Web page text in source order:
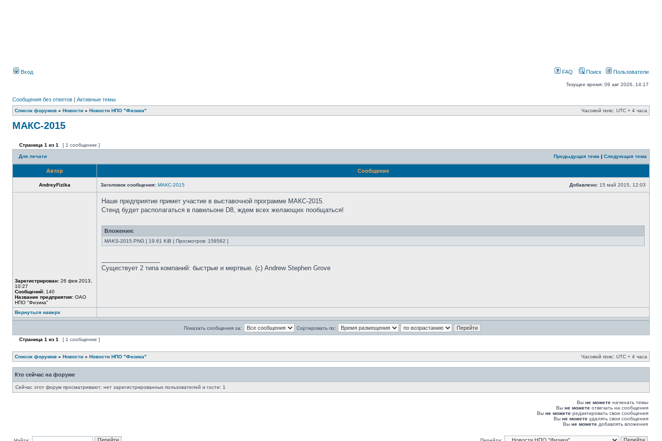
Вход FAQ Поиск Пользователи
Текущее время: 09 авг 2026, 14:17
Сообщения без ответов | Активные темы
Список форумов » Новости » Новости НПО "Физика" Часовой пояс: UTC + 4 часа
МАКС-2015
Страница 1 из 1 [ 1 сообщение ]
Для печати Предыдущая тема | Следующая тема
Автор Сообщение
AndreyFizika Заголовок сообщения: МАКС-2015 Добавлено: 15 май 2015, 12:03
Зарегистрирован: 26 фев 2013,
10:27
Сообщений: 140
Название предприятия: ОАО
НПО "Физика"
Наше предприятие примет участие в выставочной программе МАКС-2015.
Стенд будет располагаться в павильоне D8, ждем всех желающих пообщаться!
Вложения:
MAKS-2015.PNG [ 19.61 KiB | Просмотров: 158562 ]
Существует 2 типа компаний: быстрые и мертвые. (с) Andrew Stephen Grove
Вернуться наверх
Показать сообщения за: Сортировать по:
Страница 1 из 1 [ 1 сообщение ]
Список форумов » Новости » Новости НПО "Физика" Часовой пояс: UTC + 4 часа
Кто сейчас на форуме
Сейчас этот форум просматривают: нет зарегистрированных пользователей и гости: 1
Вы не можете начинать темы
Вы не можете отвечать на сообщения
Вы не можете редактировать свои сообщения
Вы не можете удалять свои сообщения
Вы не можете добавлять вложения